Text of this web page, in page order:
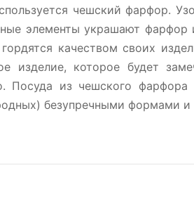
чешский фарфор.
элементы украшают фарфор
гордятся качеством своих
изделие, которое будет
Посуда из чешского
безупречными формами и